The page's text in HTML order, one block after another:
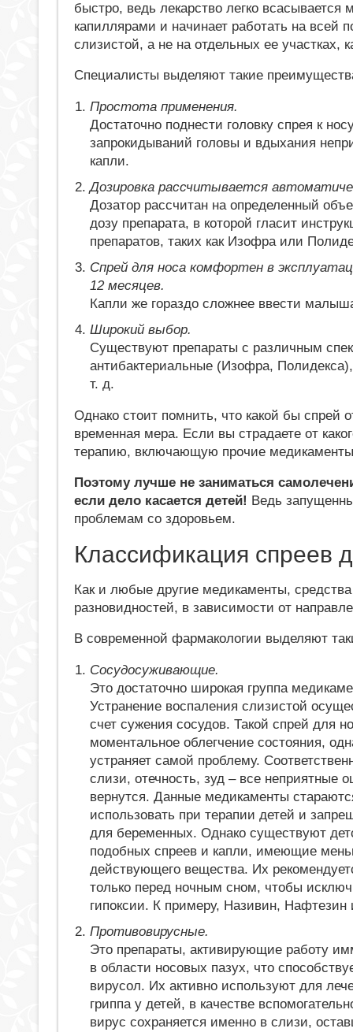
быстро, ведь лекарство легко
капиллярами и начинает работать на всей
слизистой, а не на отдельных ее участках,
Специалисты выделяют такие
Простота применения.
Достаточно поднести головку спрея к
запрокидываний головы и вдыхания
капли.
Дозировка рассчитывается
Дозатор рассчитан на определенный
дозу препарата, в которой гласит
препаратов, таких как Изофра или
Спрей для носа комфортен в
12 месяцев.
Капли же гораздо сложнее ввести
Широкий выбор.
Существуют препараты с различным
антибактериальные (Изофра,
т. д.
Однако стоит помнить, что какой бы
временная мера. Если вы страдаете от
терапию, включающую прочие
Поэтому лучше не заниматься
если дело касается детей! Ведь
проблемам со здоровьем.
Классификация спреев
Как и любые другие медикаменты,
разновидностей, в зависимости от
В современной фармакологии выделяют
Сосудосуживающие.
Это достаточно широкая группа
Устранение воспаления слизистой
счет сужения сосудов. Такой спрей для
моментальное облегчение состояния,
устраняет самой проблему.
слизи, отечность, зуд – все неприятные
вернутся. Данные медикаменты
использовать при терапии детей и
для беременных. Однако существуют
подобных спреев и капли, имеющие
действующего вещества. Их
только перед ночным сном, чтобы
гипоксии. К примеру, Називин, Нафтезин
Противовирусные.
Это препараты, активирующие работу
в области носовых пазух, что
вирусол. Их активно используют для
гриппа у детей, в качестве
вирус сохраняется именно в слизи,